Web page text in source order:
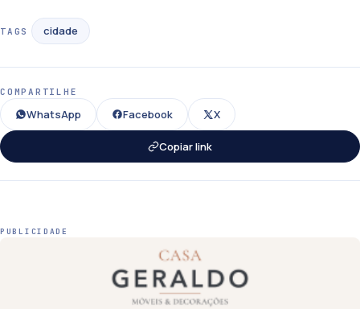
TAGS cidade
COMPARTILHE
WhatsApp Facebook X
Copiar link
PUBLICIDADE